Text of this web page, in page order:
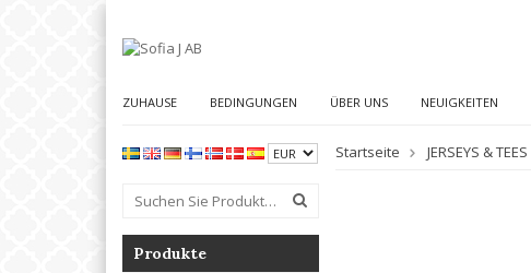
ZUHAUSE BEDINGUNGEN ÜBER UNS NEUIGKEITEN
Produkte
Startseite JERSEYS & TEES